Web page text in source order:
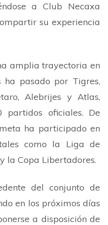
a Club Necaxa
su experiencia
amplia trayectoria en
pasado por Tigres,
Alebrijes y Atlas,
partidos oficiales. De
ha participado en
como la Liga de
la Copa Libertadores.
del conjunto de
en los próximos días
a disposición de